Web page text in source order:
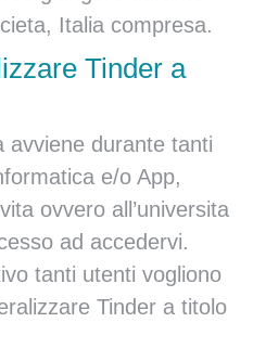
Italia compresa.
Tinder a
avviene durante tanti
e/o App,
ovvero all’universita
ad accedervi.
tanti utenti vogliono
Tinder a titolo